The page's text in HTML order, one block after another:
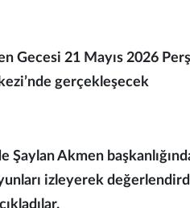
Gecesi 21 Mayıs 2026
gerçekleşecek
Akmen
izleyerek